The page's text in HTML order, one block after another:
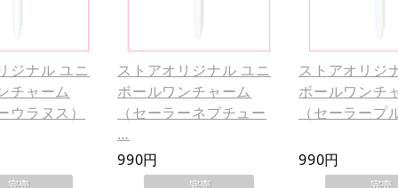
ジナル ユニ
チャーム
ウラヌス）
ストアオリジナル ユニ
ボールワンチャーム
（セーラーネプチュー
…
990円
ストアオリジ
ボールワンチ
（セーラープ
990円